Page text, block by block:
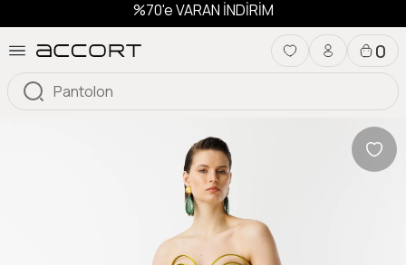
%70'e VARAN İNDİRİM
0